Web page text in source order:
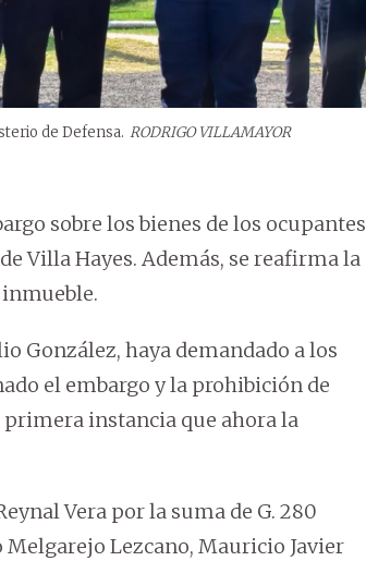
de Defensa. RODRIGO VILLAMAYOR
sobre los bienes de los ocupantes
Villa Hayes. Además, se reafirma la
González, haya demandado a los
el embargo y la prohibición de
instancia que ahora la
Vera por la suma de G. 280
Lezcano, Mauricio Javier